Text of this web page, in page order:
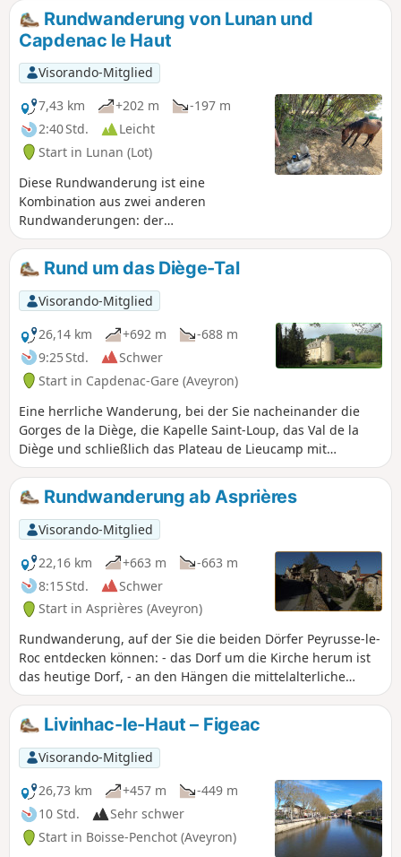
Rundwanderung von Lunan und
Capdenac le Haut
Visorando-Mitglied
7,43 km
+202 m
-197 m
2:40 Std.
Leicht
Start in Lunan (Lot)
Diese Rundwanderung ist eine
Kombination aus zwei anderen
Rundwanderungen: der
Rundwanderung von Lunan am Anfang
und am Ende und der Rundwanderung
durch die Stadt Capdenac in der Mitte.
Diese Rundwanderung ist nicht
besonders schwierig und bietet einen
herrlichen Blick auf das Lot-Tal und die
Stadt Capdenac-Gare. Außerdem
können Sie die mittelalterliche Stadt
Capdenac le Haut besuchen.
Rund um das Diège-Tal
Visorando-Mitglied
26,14 km
+692 m
-688 m
9:25 Std.
Schwer
Start in Capdenac-Gare (Aveyron)
Eine herrliche Wanderung, bei der Sie nacheinander die
Gorges de la Diège, die Kapelle Saint-Loup, das Val de la
Diège und schließlich das Plateau de Lieucamp mit
herrlichen Ausblicken, insbesondere auf Peyrusse-le-Roc,
passieren.
Rundwanderung ab Asprières
Visorando-Mitglied
22,16 km
+663 m
-663 m
8:15 Std.
Schwer
Start in Asprières (Aveyron)
Rundwanderung, auf der Sie die beiden Dörfer Peyrusse-le-
Roc entdecken können: - das Dorf um die Kirche herum ist
das heutige Dorf, - an den Hängen die mittelalterliche
Ruinenstadt. Wenn Sie das Dorf bereits kennen, bietet
Ihnen die Wanderung eine ungewöhnliche Ankunft am
Zielort. Wenn Sie es noch nicht kennen, werden Sie
sicherlich wiederkommen wollen, um Ihre Kenntnisse über
diesen Ort zu vertiefen.
Livinhac-le-Haut – Figeac
Visorando-Mitglied
26,73 km
+457 m
-449 m
10 Std.
Sehr schwer
Start in Boisse-Penchot (Aveyron)